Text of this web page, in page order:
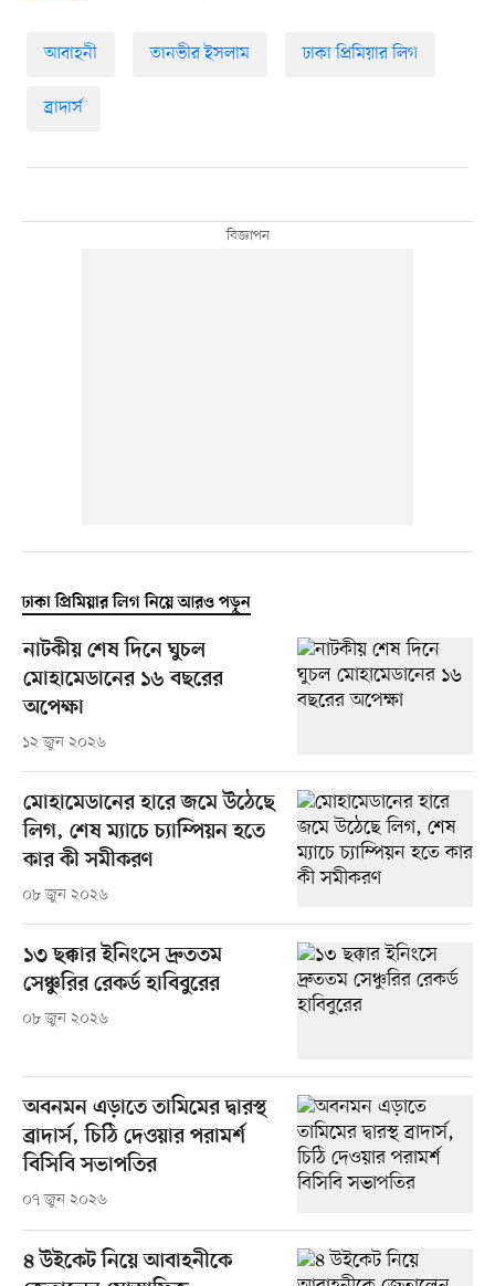
আবাহনী তানভীর ইসলাম ঢাকা প্রিমিয়ার লিগ
ব্রাদার্স
ঢাকা প্রিমিয়ার লিগ নিয়ে আরও পড়ুন
নাটকীয় শেষ দিনে ঘুচল
মোহামেডানের ১৬ বছরের
অপেক্ষা
১২ জুন ২০২৬
মোহামেডানের হারে জমে উঠেছে
লিগ, শেষ ম্যাচে চ্যাম্পিয়ন হতে
কার কী সমীকরণ
০৮ জুন ২০২৬
১৩ ছক্কার ইনিংসে দ্রুততম
সেঞ্চুরির রেকর্ড হাবিবুরের
০৮ জুন ২০২৬
অবনমন এড়াতে তামিমের দ্বারস্থ
ব্রাদার্স, চিঠি দেওয়ার পরামর্শ
বিসিবি সভাপতির
০৭ জুন ২০২৬
৪ উইকেট নিয়ে আবাহনীকে